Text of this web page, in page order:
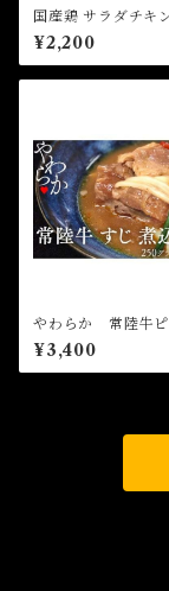
国産鶏 サラダチキ
質ゼロ 保存料不使用
¥2,200
やわらか 常陸牛ピ
じ煮込み（250ｇ×4
¥3,400